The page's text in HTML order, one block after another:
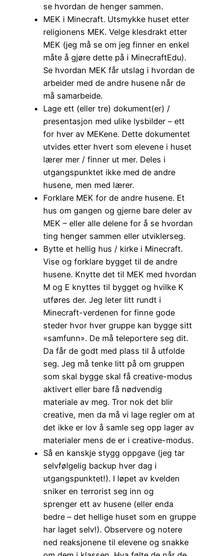
se hvordan de henger sammen.
MEK i Minecraft. Utsmykke huset etter
religionens MEK. Velge klesdrakt etter
MEK (jeg må se om jeg finner en enkel
måte å gjøre dette på i MinecraftEdu).
Se hvordan MEK får utslag i hvordan de
arbeider med de andre husene når de
må samarbeide.
Lage ett (eller tre) dokument(er) /
presentasjon med ulike lysbilder – ett
for hver av MEKene. Dette dokumentet
utvides etter hvert som elevene i huset
lærer mer / finner ut mer. Deles i
utgangspunktet ikke med de andre
husene, men med lærer.
Forklare MEK for de andre husene. Et
hus om gangen og gjerne bare deler av
MEK – eller alle delene for å se hvordan
ting henger sammen eller utviklerseg.
Bytte et hellig hus / kirke i Minecraft.
Vise og forklare bygget til de andre
husene. Knytte det til MEK med hvordan
M og E knyttes til bygget og hvilke K
utføres der. Jeg leter litt rundt i
Minecraft-verdenen for finne gode
steder hvor hver gruppe kan bygge sitt
«samfunn». De må teleportere seg dit.
Da får de godt med plass til å utfolde
seg. Jeg må tenke litt på om gruppen
som skal bygge skal få creative-modus
aktivert eller bare få nødvendig
materiale av meg. Tror nok det blir
creative, men da må vi lage regler om at
det ikke er lov å samle seg opp lager av
materialer mens de er i creative-modus.
Så en kanskje stygg oppgave (jeg tar
selvfølgelig backup hver dag i
utgangspunktet!). I løpet av kvelden
sniker en terrorist seg inn og
sprenger ett av husene (eller enda
bedre – det hellige huset som en gruppe
har laget selv!). Observere og notere
ned reaksjonene til elevene og snakke